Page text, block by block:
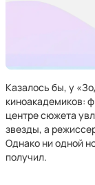
Казалось бы, у
киноакадемиков:
центре сюжета
звезды, а
Однако ни одной
получил.